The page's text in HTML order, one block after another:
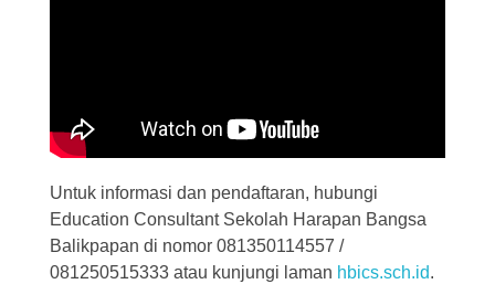
Untuk informasi dan pendaftaran, hubungi
Education Consultant Sekolah Harapan Bangsa
Balikpapan di nomor 081350114557 /
081250515333 atau kunjungi laman hbics.sch.id.